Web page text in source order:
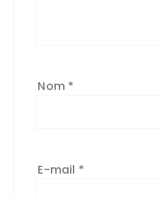
Nom *
E-mail *